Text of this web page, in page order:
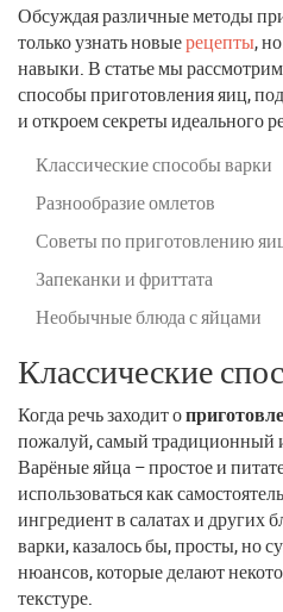
Обсуждая различные методы
только узнать новыерецепты,
навыки. В статье мы
способы приготовления яиц,
и откроем секреты идеального
Классические способы варки
Разнообразие омлетов
Советы по приготовлению
Запеканки и фриттата
Необычные блюда с яйцами
Классические
Когда речь заходит о
пожалуй, самый традиционный
Варёные яйца – простое и
использоваться как
ингредиент в салатах и других
варки, казалось бы, просты, но
нюансов, которые делают
текстуре.